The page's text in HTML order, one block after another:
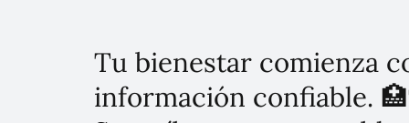
Tu bienestar comienza
información confiable.